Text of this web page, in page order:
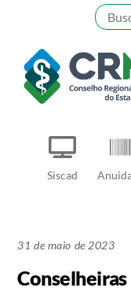
content
Siscad
Pesquisar
31 de maio de 2023
Conselheiras